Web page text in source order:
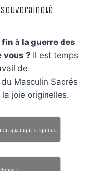
à la guerre des
vous ? Il est temps
de
Masculin Sacrés
la joie originelles.
quantique et spirituel